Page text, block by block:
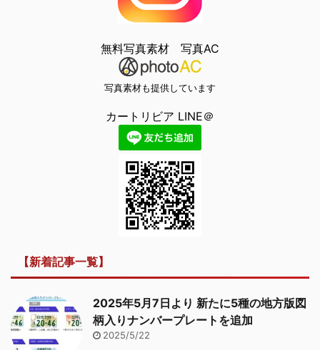
無料写真素材 写真AC
写真素材も提供しています
カートリビア LINE＠
【新着記事一覧】
2025年5月7日より 新たに5種の地方版図
柄入りナンバープレートを追加
2025/5/22